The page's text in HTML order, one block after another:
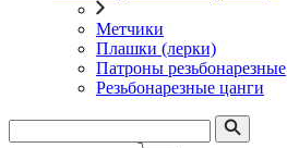
Метчики
Плашки (лерки)
Патроны резьбонарезные
Резьбонарезные цанги